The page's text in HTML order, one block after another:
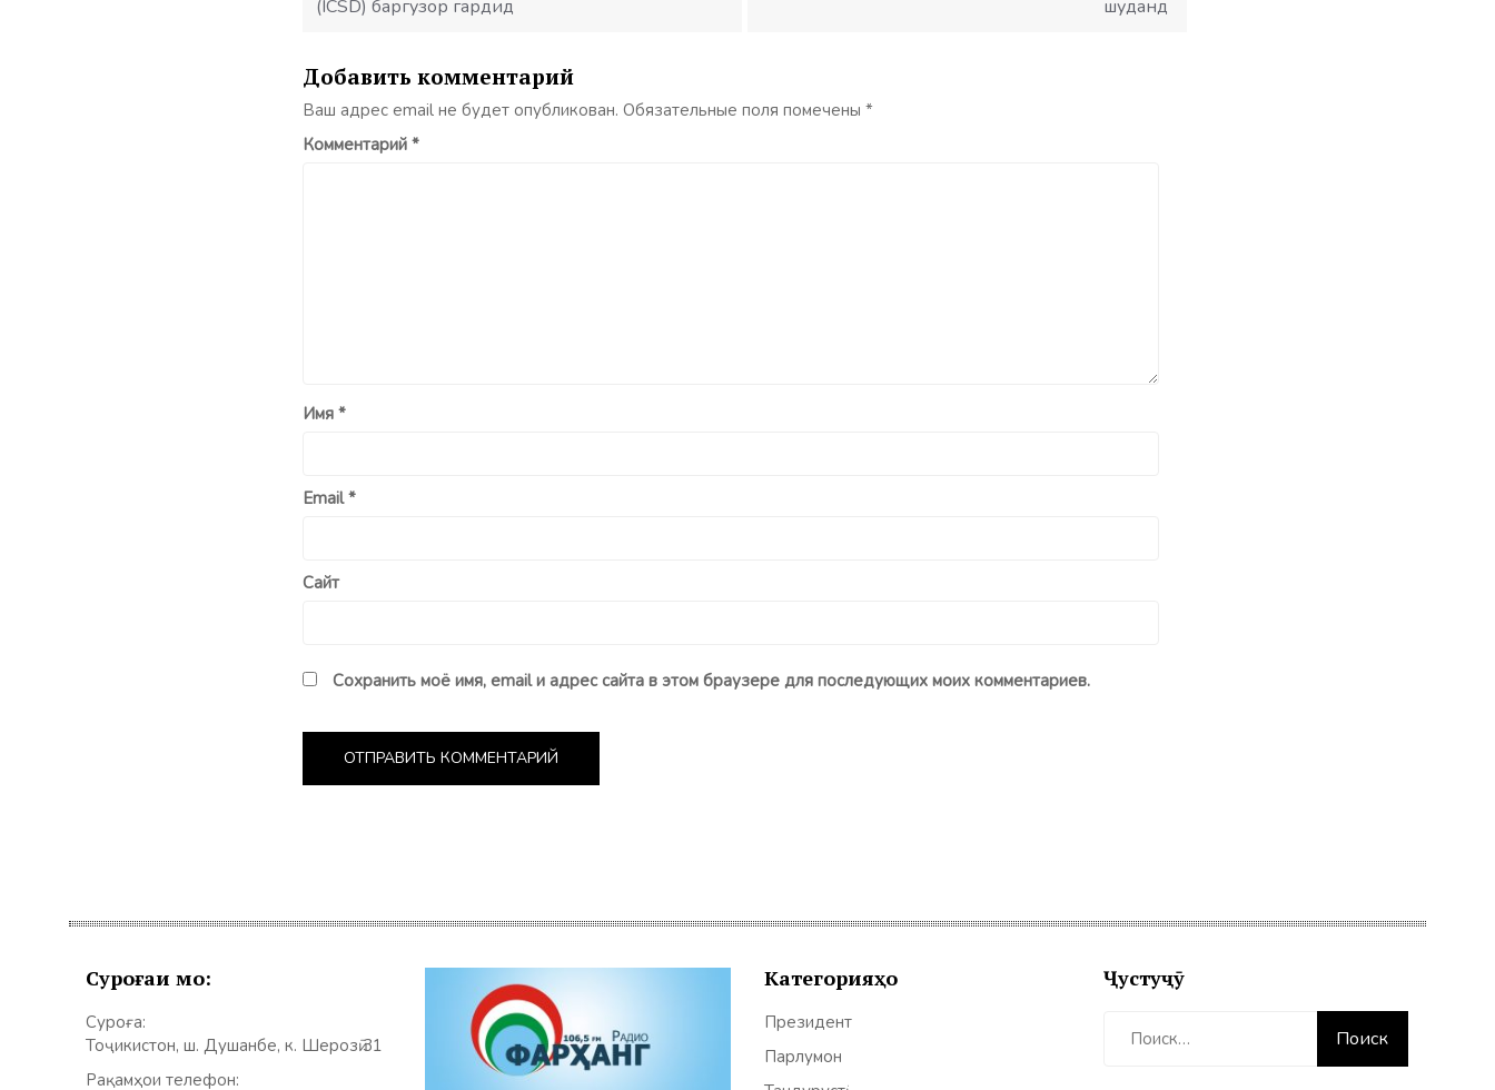
(ICSD) баргузор гардид
шуданд
Добавить комментарий
Ваш адрес email не будет опубликован. Обязательные поля помечены *
Комментарий *
Имя *
Email*
Сайт
Сохранить моё имя, email и адрес сайта в этом браузере для последующих моих комментариев.
Суроғаи мо:
Суроға:
Тоҷикистон, ш. Душанбе, к. Шерозӣ 31
Рақамҳои телефон:
Категорияҳо
Президент
Парлумон
Ҷустуҷӯ